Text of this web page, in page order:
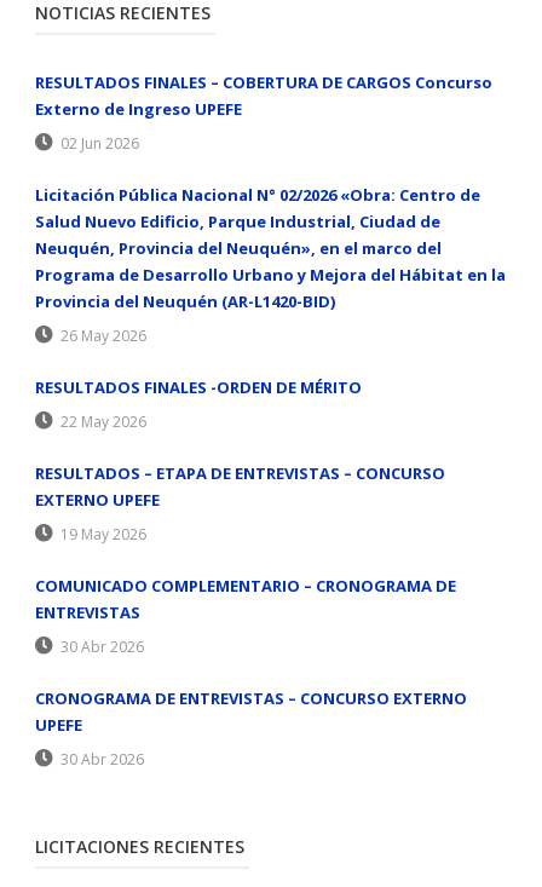
NOTICIAS RECIENTES
RESULTADOS FINALES – COBERTURA DE CARGOS Concurso
Externo de Ingreso UPEFE
02 Jun 2026
Licitación Pública Nacional N° 02/2026 «Obra: Centro de
Salud Nuevo Edificio, Parque Industrial, Ciudad de
Neuquén, Provincia del Neuquén», en el marco del
Programa de Desarrollo Urbano y Mejora del Hábitat en la
Provincia del Neuquén (AR-L1420-BID)
26 May 2026
RESULTADOS FINALES -ORDEN DE MÉRITO
22 May 2026
RESULTADOS – ETAPA DE ENTREVISTAS – CONCURSO
EXTERNO UPEFE
19 May 2026
COMUNICADO COMPLEMENTARIO – CRONOGRAMA DE
ENTREVISTAS
30 Abr 2026
CRONOGRAMA DE ENTREVISTAS – CONCURSO EXTERNO
UPEFE
30 Abr 2026
LICITACIONES RECIENTES